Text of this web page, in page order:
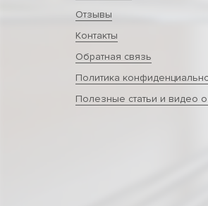
Отзывы
Контакты
Обратная связь
Политика
Полезные статьи и видео